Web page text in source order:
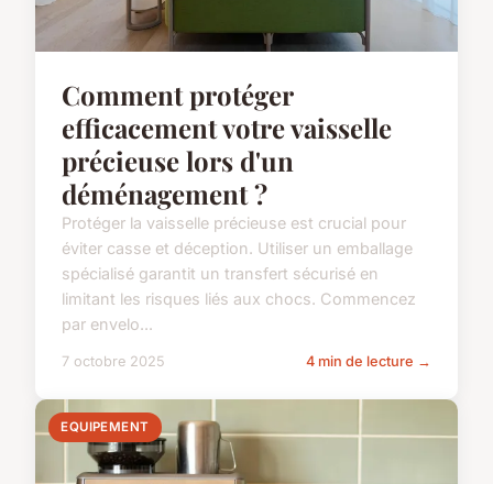
Comment protéger
efficacement votre vaisselle
précieuse lors d'un
déménagement ?
Protéger la vaisselle précieuse est crucial pour
éviter casse et déception. Utiliser un emballage
spécialisé garantit un transfert sécurisé en
limitant les risques liés aux chocs. Commencez
par envelo...
7 octobre 2025 4 min de lecture →
EQUIPEMENT